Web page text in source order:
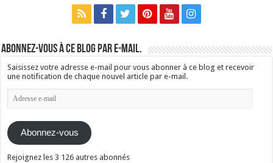
Abonnez-vous à ce blog par e-mail.
Saisissez votre adresse e-mail pour vous abonner à ce blog et recevoir
une notification de chaque nouvel article par e-mail.
Adresse
e-
mail
Abonnez-vous
Rejoignez les 3 126 autres abonnés